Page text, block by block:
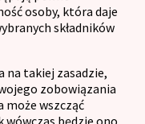
osoby, która daje
składników
na takiej zasadzie,
zobowiązania
może wszcząć